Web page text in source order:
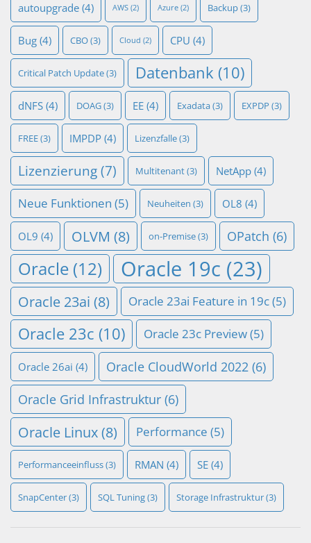
autoupgrade (4) AWS (2) Azure (2) Backup(3)
Bug (4) CBO(3) Cloud (2) CPU (4)
Critical Patch Update(3) Datenbank (10)
dNFS (4) DOAG(3) EE (4) Exadata(3) EXPDP (3)
FREE(3) IMPDP (4) Lizenzfalle(3)
Lizenzierung(7) Multitenant(3) NetApp (4)
Neue Funktionen (5) Neuheiten (3) OL8 (4)
OL9 (4) OLVM (8) on-Premise(3) OPatch (6)
Oracle (12) Oracle 19c (23)
Oracle 23ai (8) Oracle 23ai Feature in 19c(5)
Oracle 23c (10) Oracle 23c Preview(5)
Oracle 26ai (4) Oracle CloudWorld 2022 (6)
Oracle Grid Infrastruktur (6)
Oracle Linux(8) Performance (5)
Performanceeinfluss(3) RMAN (4) SE (4)
SnapCenter(3) SQL Tuning(3) Storage Infrastruktur(3)